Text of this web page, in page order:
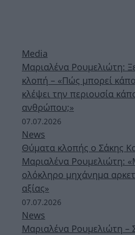
Media
Μαριαλένα Ρουμελιώτη:
κλοπή – «Πώς μπορεί
κλέψει την περιουσία
ανθρώπου;»
07.07.2026
News
Θύματα κλοπής ο Σάκης
Μαριαλένα Ρουμελιώτη:
ολόκληρο μηχάνημα
αξίας»
07.07.2026
News
Μαριαλένα Ρουμελιώτη –